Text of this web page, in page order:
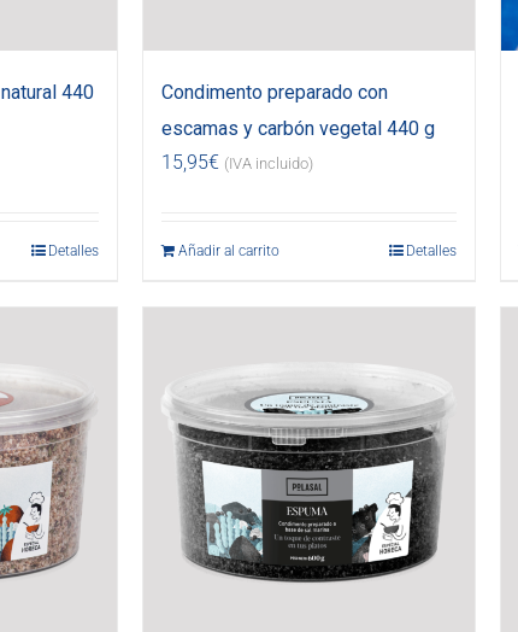
440
Detalles
Condimento preparado con
escamas y carbón vegetal 440 g
15,95€ (IVA incluido)
Añadir al carrito Detalles